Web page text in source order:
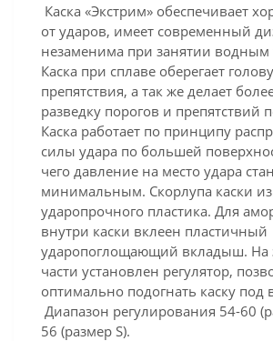
Каска «Экстрим» обеспечивает
от ударов, имеет современный
незаменима при занятии водным
Каска при сплаве оберегает
препятствия, а так же делает
разведку порогов и препятствий
Каска работает по принципу
силы удара по большей
чего давление на место удара
минимальным. Скорлупа каски
ударопрочного пластика. Для
внутри каски вклеен пластичный
ударопоглощающий вкладыш. На
части установлен регулятор,
оптимально подогнать каску под
Диапазон регулирования 54-60
56 (размер S).